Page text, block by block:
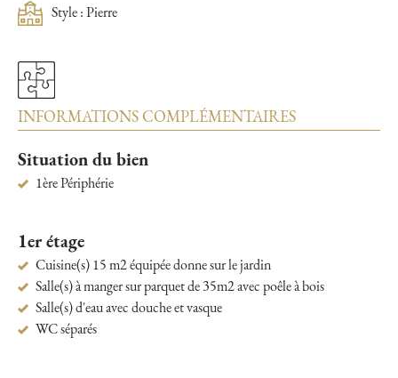
Style : Pierre
INFORMATIONS COMPLÉMENTAIRES
Situation du bien
1ère Périphérie
1er étage
Cuisine(s) 15 m2 équipée donne sur le jardin
Salle(s) à manger sur parquet de 35m2 avec poêle à bois
Salle(s) d'eau avec douche et vasque
WC séparés